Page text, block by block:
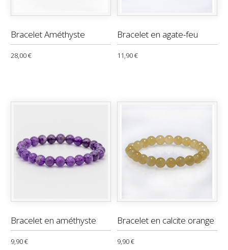
Bracelet Améthyste
28,00 €
Bracelet en agate-feu
11,90 €
Bracelet en améthyste
9,90 €
Bracelet en calcite orange
9,90 €